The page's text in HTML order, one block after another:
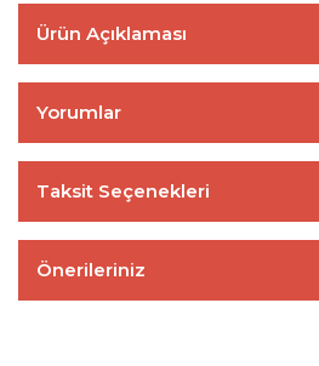
Ürün Açıklaması
Yorumlar
Taksit Seçenekleri
Önerileriniz